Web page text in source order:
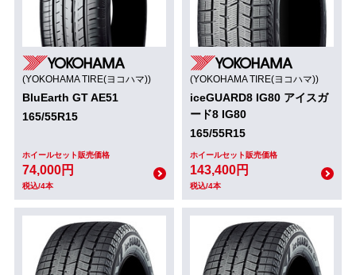
(YOKOHAMA TIRE(ヨコハマ))
BluEarth GT AE51
165/55R15
ホイールセット販売価格
74,000円
税込/4本
(YOKOHAMA TIRE(ヨコハマ))
iceGUARD8 IG80 アイスガ
ード8 IG80
165/55R15
ホイールセット販売価格
143,400円
税込/4本